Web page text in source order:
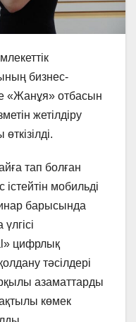
бизнес-
«Жанұя» отбасын
жетілдіру
тап болған
мобильді
барысында
цифрлық
тәсілдері
азаматтарды
көмек